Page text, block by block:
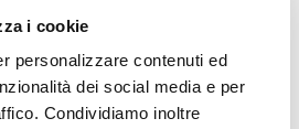
i cookie
personalizzare contenuti ed
dei social media e per
Condividiamo inoltre
come seriamente fosse considerata
borghesia della seconda metà del